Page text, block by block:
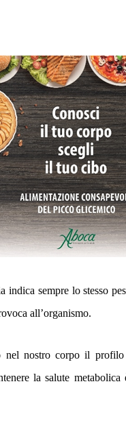
indica sempre lo stesso
all’organismo.
nostro corpo il profilo
la salute